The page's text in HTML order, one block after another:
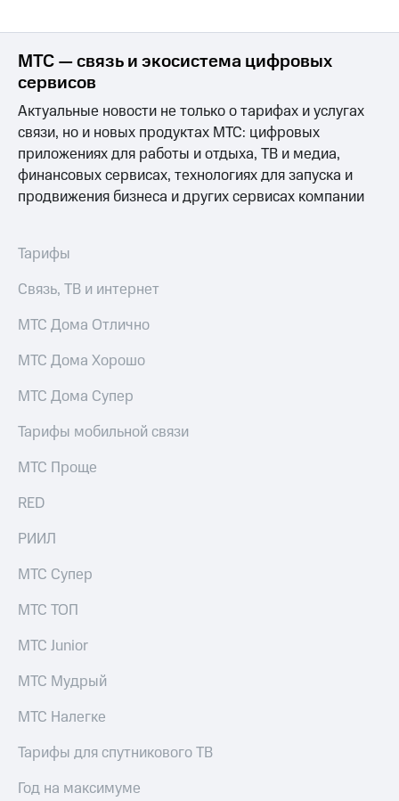
МТС — связь и экосистема цифровых
сервисов
Актуальные новости не только о тарифах и услугах
связи, но и новых продуктах МТС: цифровых
приложениях для работы и отдыха, ТВ и медиа,
финансовых сервисах, технологиях для запуска и
продвижения бизнеса и других сервисах компании
Тарифы
Связь, ТВ и интернет
МТС Дома Отлично
МТС Дома Хорошо
МТС Дома Супер
Тарифы мобильной связи
МТС Проще
RED
РИИЛ
МТС Супер
МТС ТОП
МТС Junior
МТС Мудрый
МТС Налегке
Тарифы для спутникового ТВ
Год на максимуме